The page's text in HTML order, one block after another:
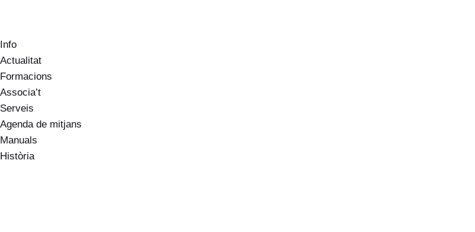
Info
Actualitat
Formacions
Associa’t
Serveis
Agenda de mitjans
Manuals
Història